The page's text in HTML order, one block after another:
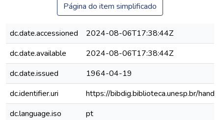
Página do item simplificado
dc.date.accessioned
2024-08-06T17:38:44Z
dc.date.available
2024-08-06T17:38:44Z
dc.date.issued
1964-04-19
dc.identifier.uri
https://bibdig.biblioteca.unesp.br/
dc.language.iso
pt